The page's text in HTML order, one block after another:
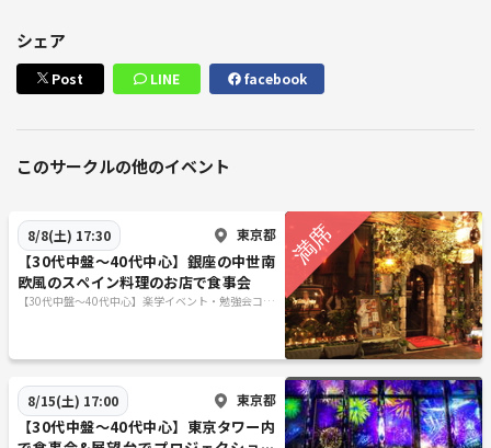
シェア
Post LINE facebook
このサークルの他のイベント
8/8(土) 17:30 東京都
【30代中盤〜40代中心】銀座の中世南
欧風のスペイン料理のお店で食事会
【30代中盤〜40代中心】楽学イベント・勉強会コミ
8/15(土) 17:00 東京都
【30代中盤〜40代中心】東京タワー内